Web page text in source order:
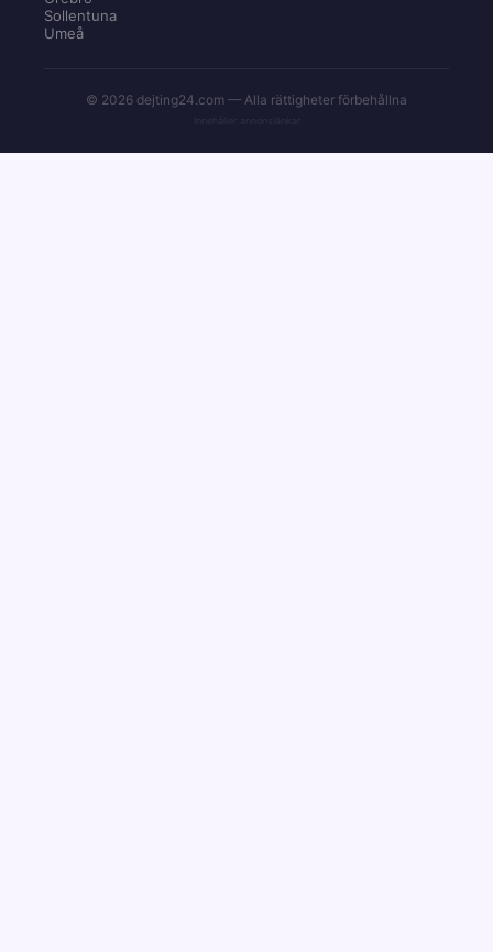
Sollentuna
Umeå
© 2026 dejting24.com — Alla rättigheter förbehållna